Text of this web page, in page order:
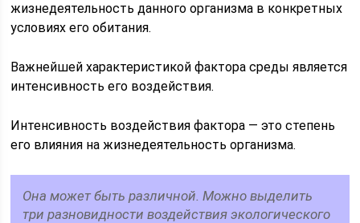
жизнедеятельность данного организма в конкретных
условиях его обитания.
Важнейшей характеристикой фактора среды является
интенсивность его воздействия.
Интенсивность воздействия фактора — это степень
его влияния на жизнедеятельность организма.
Она может быть различной. Можно выделить
три разновидности воздействия экологического